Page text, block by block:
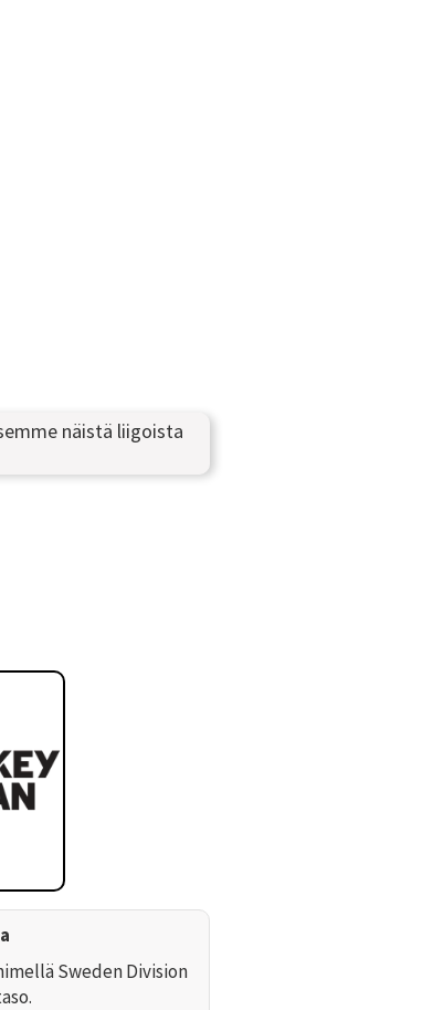
näistä liigoista
Sweden Division